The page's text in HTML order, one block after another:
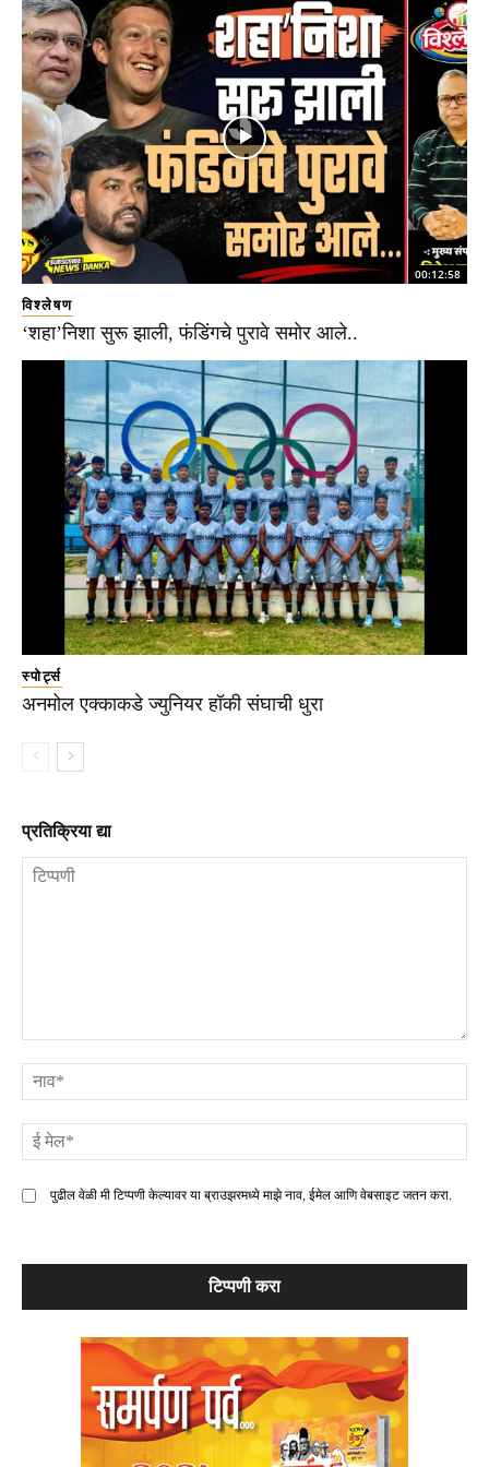
00:12:58
विश्लेषण
‘शहा’निशा सुरू झाली, फंडिंगचे पुरावे समोर आले..
स्पोर्ट्स
अनमोल एक्काकडे ज्युनियर हॉकी संघाची धुरा
प्रतिक्रिया द्या
पुढील वेळी मी टिप्पणी केल्यावर या ब्राउझरमध्ये माझे नाव, ईमेल आणि वेबसाइट जतन करा.